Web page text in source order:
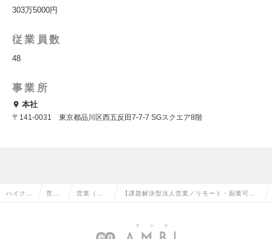
303万5000円
従業員数
48
事業所
本社
〒141-0031 東京都品川区西五反田7-7-7 SGスクエア8階
ハイクラ 営業 営業（法 【課題解決型法人営業／リモート・副業可】
上の求人情報